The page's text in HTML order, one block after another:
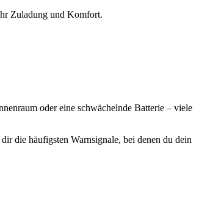
Zuladung und Komfort.
oder eine schwächelnde Batterie – viele
die häufigsten Warnsignale, bei denen du dein